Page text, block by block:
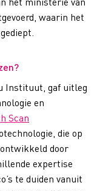
waarin het
Instituut, gaf uitleg
en
Scan
die op
door
expertise
te duiden vanuit